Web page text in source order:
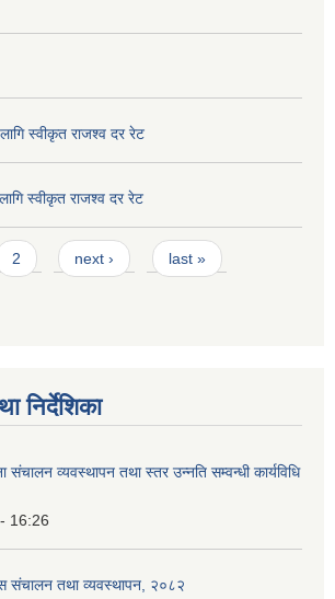
स्वीकृत राजश्व दर रेट
स्वीकृत राजश्व दर रेट
2 next › last »
निर्देशिका
संचालन व्यवस्थापन तथा स्तर उन्नति सम्वन्धी कार्यविधि
16:26
संचालन तथा व्यवस्थापन, २०८२